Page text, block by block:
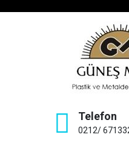
Telefon
0212/